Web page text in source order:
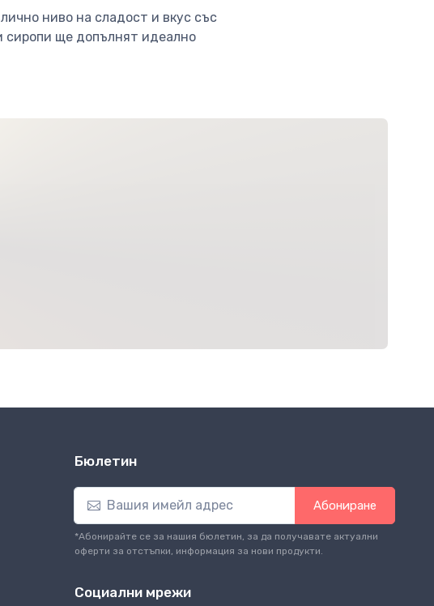
ниво на сладост и вкус със
сиропи ще допълнят идеално
Бюлетин
Абониране
*Абонирайте се за нашия бюлетин, за да получавате актуални
оферти за отстъпки, информация за нови продукти.
Социални мрежи